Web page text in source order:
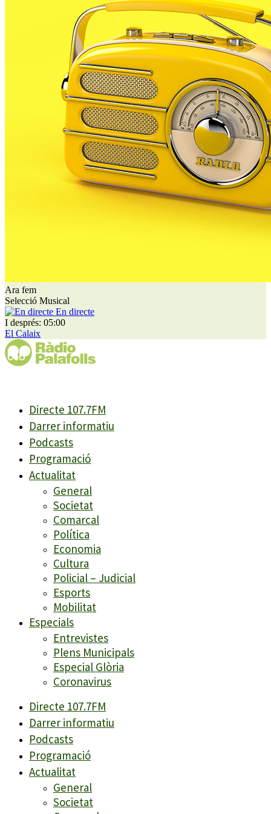
Ara fem
Selecció Musical
En directe
I després: 05:00
El Calaix
Directe 107.7FM
Darrer informatiu
Podcasts
Programació
Actualitat
General
Societat
Comarcal
Política
Economia
Cultura
Policial – Judicial
Esports
Mobilitat
Especials
Entrevistes
Plens Municipals
Especial Glòria
Coronavirus
Directe 107.7FM
Darrer informatiu
Podcasts
Programació
Actualitat
General
Societat